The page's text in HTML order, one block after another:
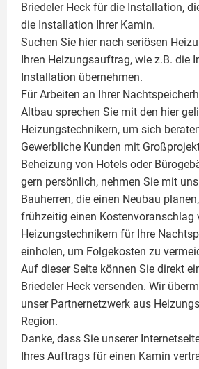
Briedeler Heck für die Installation,
die Installation Ihrer Kamin.
Suchen Sie hier nach seriösen
Ihren Heizungsauftrag, wie z.B. die
Installation übernehmen.
Für Arbeiten an Ihrer
Altbau sprechen Sie mit den hier
Heizungstechnikern, um sich
Gewerbliche Kunden mit
Beheizung von Hotels oder
gern persönlich, nehmen Sie mit
Bauherren, die einen Neubau
frühzeitig einen Kostenvoranschlag
Heizungstechnikern für Ihre
einholen, um Folgekosten zu
Auf dieser Seite können Sie direkt
Briedeler Heck versenden. Wir
unser Partnernetzwerk aus
Region.
Danke, dass Sie unserer
Ihres Auftrags für einen Kamin